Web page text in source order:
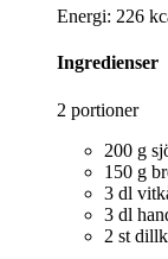
Energi: 226
Ingredienser
2 portioner
200 g
150 g
3 dl
3 dl
2 st